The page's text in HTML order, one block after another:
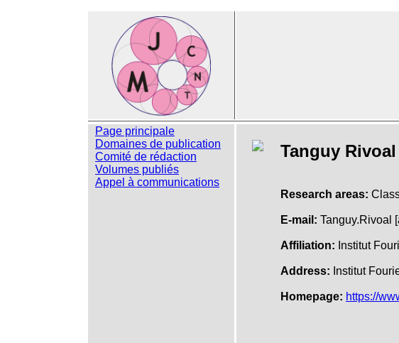
Page principale
Domaines de publication
Comité de rédaction
Volumes publiés
Appel à communications
Tanguy Rivoal
Research areas:
E-mail: Tanguy.Rivoal
Affiliation: Institut
Address: Institut
Homepage: https://